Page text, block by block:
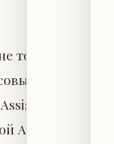
только с
Abode CUE